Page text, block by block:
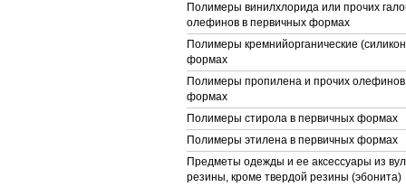
Полимеры винилхлорида или прочих
олефинов в первичных формах
Полимеры кремнийорганические
формах
Полимеры пропилена и прочих
формах
Полимеры стирола в первичных формах
Полимеры этилена в первичных формах
Предметы одежды и ее аксессуары из
резины, кроме твердой резины (эбонита)